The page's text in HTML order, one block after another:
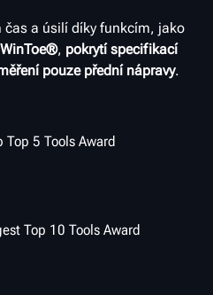
čas a úsilí díky funkcím, jako
, pokrytí specifikací
pouze přední nápravy.